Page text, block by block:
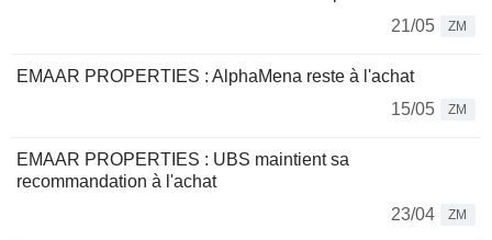
21/05
ZM
EMAAR PROPERTIES : AlphaMena reste à l'achat
15/05
ZM
EMAAR PROPERTIES : UBS maintient sa
recommandation à l'achat
23/04
ZM